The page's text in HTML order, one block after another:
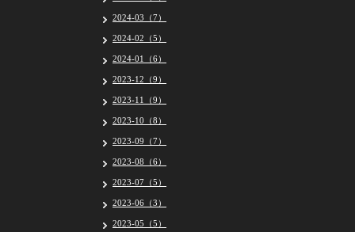
2024-03（7）
2024-02（5）
2024-01（6）
2023-12（9）
2023-11（9）
2023-10（8）
2023-09（7）
2023-08（6）
2023-07（5）
2023-06（3）
2023-05（5）